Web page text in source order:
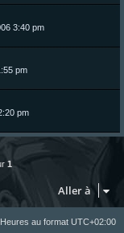
3:40 pm
pm
pm
1
Aller à
Heures au format UTC+02:00